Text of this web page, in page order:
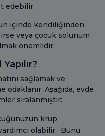
edebilir.
içinde kendiliğinden
veya çocuk solunum
önemlidir.
sağlamak ve
Aşağıda, evde
sıralanmıştır:
krup
olabilir. Bunu